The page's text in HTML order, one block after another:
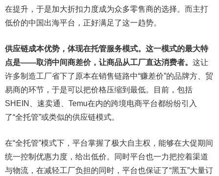
在提升，于是加大折扣力度成为众多零售商的选择。而主打
低价的中国出海平台，正好满足了这一趋势。
供应链成本优势，体现在托管服务模式。这一模式的最大特
点是——取消中间商差价，让商品从工厂直达消费者。 这让
许多制造工厂省下了原本在销售链路中“赚差价”的品牌方、贸
易商的环节，于是可以把价格压缩到最低。目前，包括
SHEIN、速卖通、Temu在内的跨境电商平台都纷纷引入
了“全托管”或类似的供应链模式。
在“全托管”模式下，平台掌握了极大自主权，能够在大促期间
统一控制优惠力度，给出低价。同时平台也一力把控着渠道
与物流，在减轻工厂负担的同时，平台也保证了“黑五”大量订